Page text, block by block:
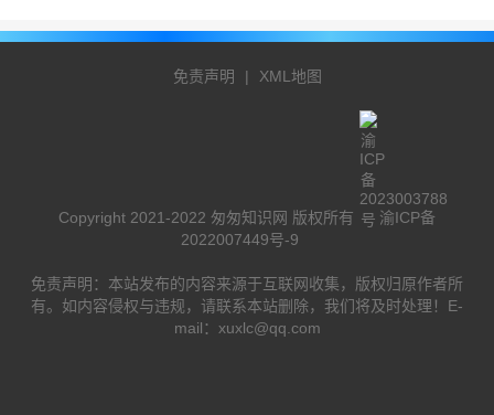
免责声明 | XML地图
Copyright 2021-2022 匆匆知识网 版权所有
渝ICP备
2022007449号-9
免责声明：本站发布的内容来源于互联网收集，版权归原作者所
有。如内容侵权与违规，请联系本站删除，我们将及时处理！E-
mail：xuxlc@qq.com